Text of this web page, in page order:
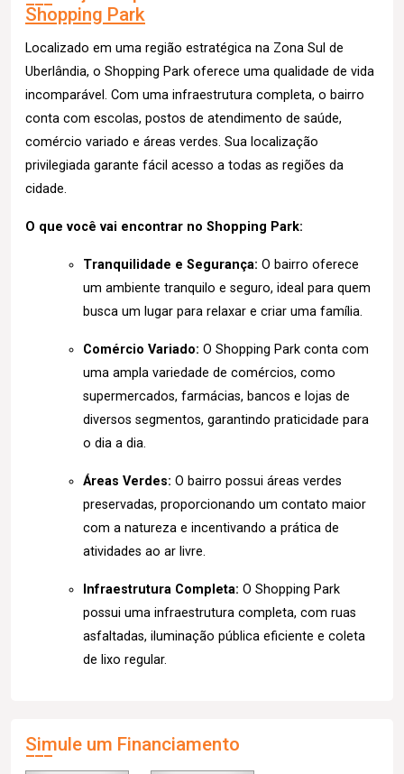
Shopping Park
Localizado em uma região estratégica na Zona Sul de
Uberlândia, o Shopping Park oferece uma qualidade de vida
incomparável. Com uma infraestrutura completa, o bairro
conta com escolas, postos de atendimento de saúde,
comércio variado e áreas verdes. Sua localização
privilegiada garante fácil acesso a todas as regiões da
cidade.
O que você vai encontrar no Shopping Park:
Tranquilidade e Segurança: O bairro oferece
um ambiente tranquilo e seguro, ideal para quem
busca um lugar para relaxar e criar uma família.
Comércio Variado: O Shopping Park conta com
uma ampla variedade de comércios, como
supermercados, farmácias, bancos e lojas de
diversos segmentos, garantindo praticidade para
o dia a dia.
Áreas Verdes: O bairro possui áreas verdes
preservadas, proporcionando um contato maior
com a natureza e incentivando a prática de
atividades ao ar livre.
Infraestrutura Completa: O Shopping Park
possui uma infraestrutura completa, com ruas
asfaltadas, iluminação pública eficiente e coleta
de lixo regular.
Simule um Financiamento